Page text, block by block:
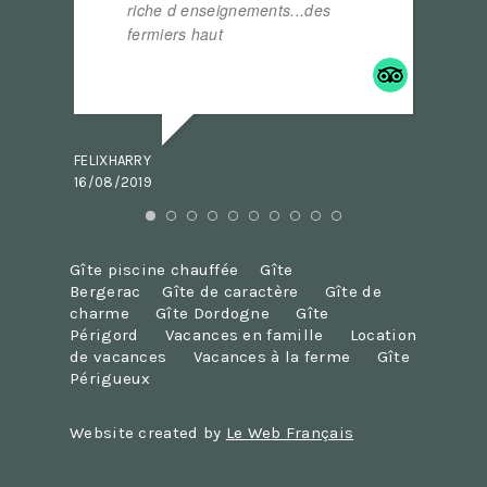
riche d enseignements...des
fermiers haut
FELIXHARRY
16/08/2019
Gîte piscine chauffée
Gîte
Bergerac
Gîte de caractère
Gîte de
charme
Gîte Dordogne
Gîte
Périgord
Vacances en famille
Location
de vacances
Vacances à la ferme
Gîte
Périgueux
Website created by Le Web Français